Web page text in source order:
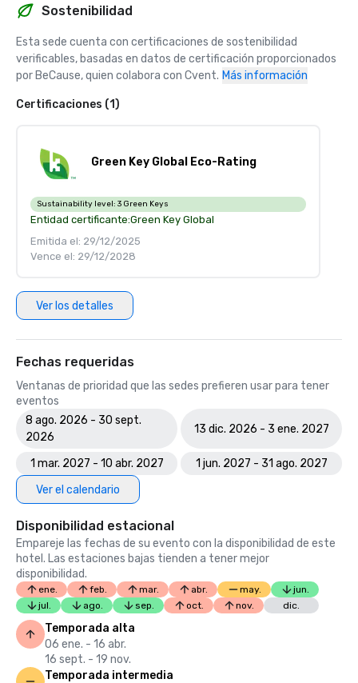
Sostenibilidad
Esta sede cuenta con certificaciones de sostenibilidad
verificables, basadas en datos de certificación proporcionados
por BeCause, quien colabora con Cvent. Más información
Certificaciones (1)
Green Key Global Eco-Rating
Sustainability level: 3 Green Keys
Entidad certificante:Green Key Global
Emitida el: 29/12/2025
Vence el: 29/12/2028
Ver los detalles
Fechas requeridas
Ventanas de prioridad que las sedes prefieren usar para tener
eventos
8 ago. 2026 - 30 sept.
2026
13 dic. 2026 - 3 ene. 2027
1 mar. 2027 - 10 abr. 2027
1 jun. 2027 - 31 ago. 2027
Ver el calendario
Disponibilidad estacional
Empareje las fechas de su evento con la disponibilidad de este
hotel. Las estaciones bajas tienden a tener mejor
disponibilidad.
ene. feb. mar. abr. may.
jun.
jul.
ago. sep. oct. nov. dic.
Temporada alta
06 ene. - 16 abr.
16 sept. - 19 nov.
Temporada intermedia